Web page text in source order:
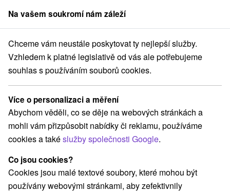
člen skupinySorger
Hotely na Slovensku Kremnické vrchy
Hotely Kremnické vrchy
Kategorie
Všechny kategorie
Hotely na Slovensku (12)
Hotely s bazénem(6) Wellness hotely na Slovensku
Hotely na Slovensku pro rodiny s dětmi
Historické hotely(1) Hotely s termálním bazénem(4)
Na vašem soukromí nám záleží
Chceme vám neustále poskytovat ty nejlepší služby.
Vzhledem k platné legislativě od vás ale potřebujeme
souhlas s používáním souborů cookies.
Více o personalizaci a měření
Abychom věděli, co se děje na webových stránkách a
mohli vám přizpůsobit nabídky či reklamu, používáme
cookies a takéslužby společnosti Google.
Co jsou cookies?
Cookies jsou malé textové soubory, které mohou být
používány webovými stránkami, aby zefektivnily